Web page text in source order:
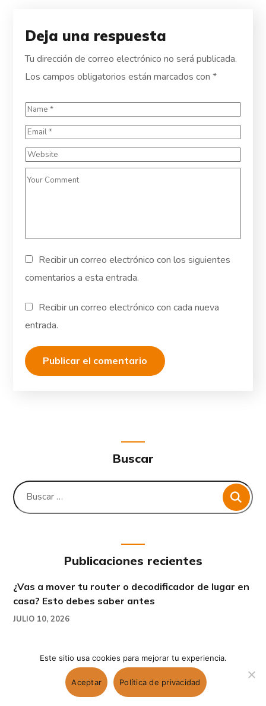
Deja una respuesta
Tu dirección de correo electrónico no será publicada.
Los campos obligatorios están marcados con*
Recibir un correo electrónico con los siguientes
comentarios a esta entrada.
Recibir un correo electrónico con cada nueva
entrada.
Buscar
Publicaciones recientes
¿Vas a mover tu router o decodificador de lugar en
casa? Esto debes saber antes
JULIO 10, 2026
qué pierdes y cuándo vale la pena hacerlo
Este sitio usa cookies para mejorar tu experiencia.
Aceptar Política de privacidad